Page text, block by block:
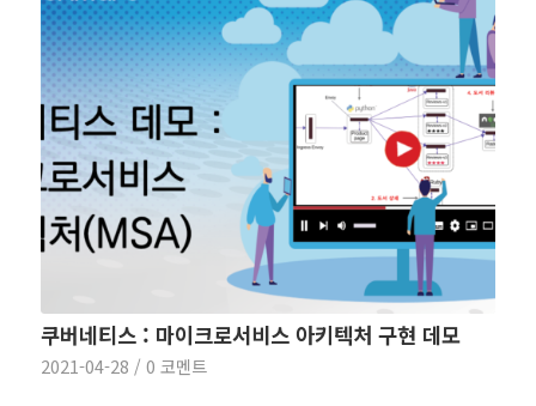
쿠버네티스 : 마이크로서비스 아키텍처 구현 데모
2021-04-28 / 0 코멘트